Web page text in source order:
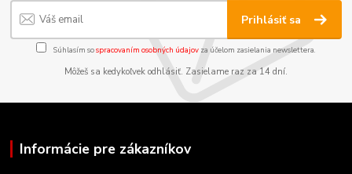
Prihlásiť sa
Súhlasím sospracovaním osobných údajov za účelom zasielania newslettera.
Môžeš sa kedykoľvek odhlásiť. Zasielame raz za 14 dní.
Informácie pre zákazníkov